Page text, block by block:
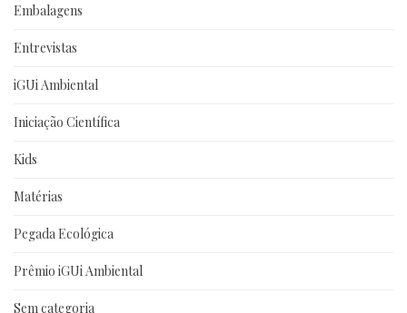
Embalagens
Entrevistas
iGUi Ambiental
Iniciação Científica
Kids
Matérias
Pegada Ecológica
Prêmio iGUi Ambiental
Sem categoria